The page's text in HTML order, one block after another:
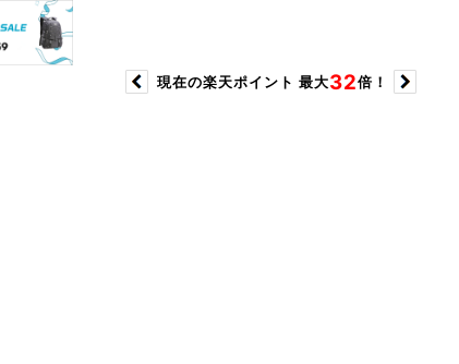
現在の楽天ポイント 最大32倍！